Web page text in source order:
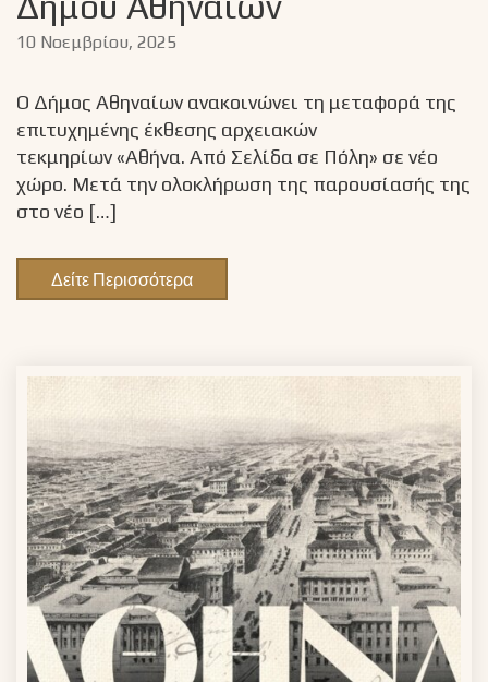
10 Νοεμβρίου, 2025
Ο Δήμος Αθηναίων ανακοινώνει τη μεταφορά της
επιτυχημένης έκθεσης αρχειακών
τεκμηρίων «Αθήνα. Από Σελίδα σε Πόλη» σε νέο
χώρο. Μετά την ολοκλήρωση της παρουσίασής της
στο νέο […]
Δείτε Περισσότερα